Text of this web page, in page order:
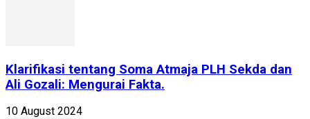
Klarifikasi tentang Soma Atmaja PLH Sekda dan
Ali Gozali: Mengurai Fakta.
10 August 2024